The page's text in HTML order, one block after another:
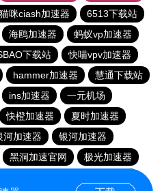
咪ciash加速器
6513下载站
海鸥加速器
蚂蚁vp加速器
下载站
快喵vpv加速器
hammer加速器
慧通下载站
ins加速器
一元机场
快橙加速器
夏时加速器
河加速器
银河加速器
黑洞加速官网
极光加速器